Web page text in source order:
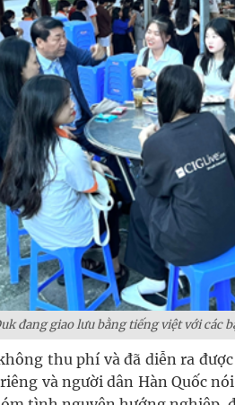
đang giao lưu bằng tiếng việt với các
thu phí và đã diễn ra
và người dân Hàn Quốc